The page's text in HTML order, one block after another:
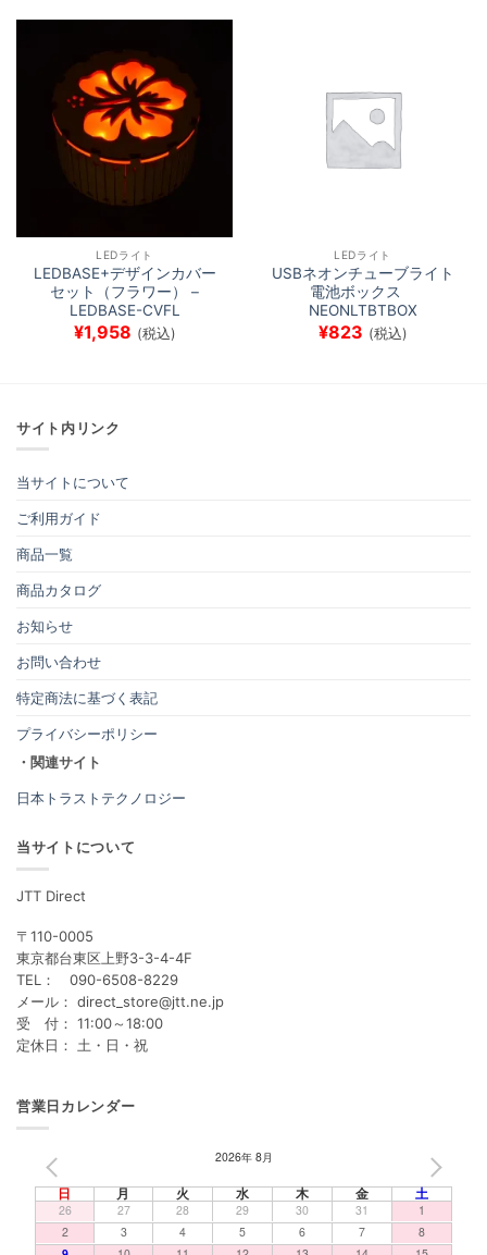
LEDライト
LEDBASE+デザインカバー
セット（フラワー） –
LEDBASE-CVFL
¥1,958 (税込)
LEDライト
USBネオンチューブライト
電池ボックス
NEONLTBTBOX
¥823 (税込)
サイト内リンク
当サイトについて
ご利用ガイド
商品一覧
商品カタログ
お知らせ
お問い合わせ
特定商法に基づく表記
プライバシーポリシー
・関連サイト
日本トラストテクノロジー
当サイトについて
JTT Direct
〒110-0005
東京都台東区上野3-3-4-4F
TEL： 090-6508-8229
メール： direct_store@jtt.ne.jp
受 付： 11:00～18:00
定休日： 土・日・祝
営業日カレンダー
2026年 8月
日 月 火 水 木 金 土
26 27 28 29 30 31
1
2
3 4 5 6 7
8